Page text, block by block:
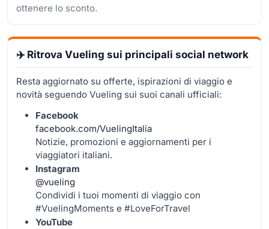
ottenere lo sconto.
✈️ Ritrova Vueling sui principali social network
Resta aggiornato su offerte, ispirazioni di viaggio e
novità seguendo Vueling sui suoi canali ufficiali:
Facebook
facebook.com/VuelingItalia
Notizie, promozioni e aggiornamenti per i
viaggiatori italiani.
Instagram
@vueling
Condividi i tuoi momenti di viaggio con
#VuelingMoments e #LoveForTravel
YouTube